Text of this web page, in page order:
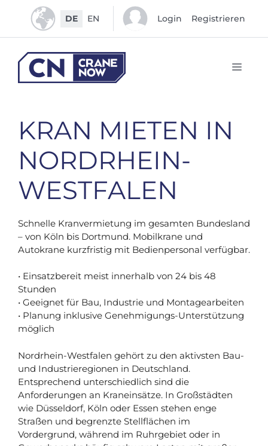
springen
DE EN Login Registrieren
KRAN MIETEN IN
NORDRHEIN-
WESTFALEN
Schnelle Kranvermietung im gesamten Bundesland
– von Köln bis Dortmund. Mobilkrane und
Autokrane kurzfristig mit Bedienpersonal verfügbar.
• Einsatzbereit meist innerhalb von 24 bis 48
Stunden
• Geeignet für Bau, Industrie und Montagearbeiten
• Planung inklusive Genehmigungs-Unterstützung
möglich
Nordrhein-Westfalen gehört zu den aktivsten Bau-
und Industrieregionen in Deutschland.
Entsprechend unterschiedlich sind die
Anforderungen an Kraneinsätze. In Großstädten
wie Düsseldorf, Köln oder Essen stehen enge
Straßen und begrenzte Stellflächen im
Vordergrund, während im Ruhrgebiet oder in